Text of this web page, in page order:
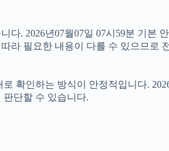
다. 2026년07월07일 07시59분 기본
라 필요한 내용이 다를 수 있으므로
확인하는 방식이 안정적입니다.
단할 수 있습니다.